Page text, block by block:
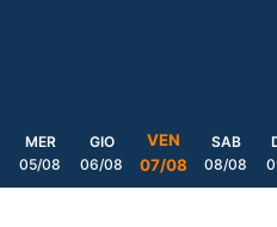
MER
05/08
GIO
06/08
VEN
07/08
SAB
08/08